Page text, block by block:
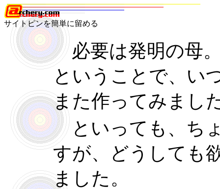
サイトピンを簡単に留める
必要は発明の母
ということで、い
また作ってみまし
といっても、ち
すが、どうしても
ました。